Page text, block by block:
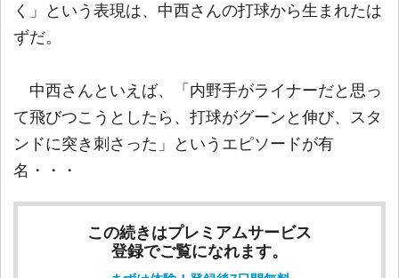
く」という表現は、中西さんの打球から生まれたは
ずだ。
中西さんといえば、「内野手がライナーだと思っ
て飛びつこうとしたら、打球がグーンと伸び、スタ
ンドに突き刺さった」というエピソードが有
名・・・
この続きはプレミアムサービス
登録でご覧になれます。